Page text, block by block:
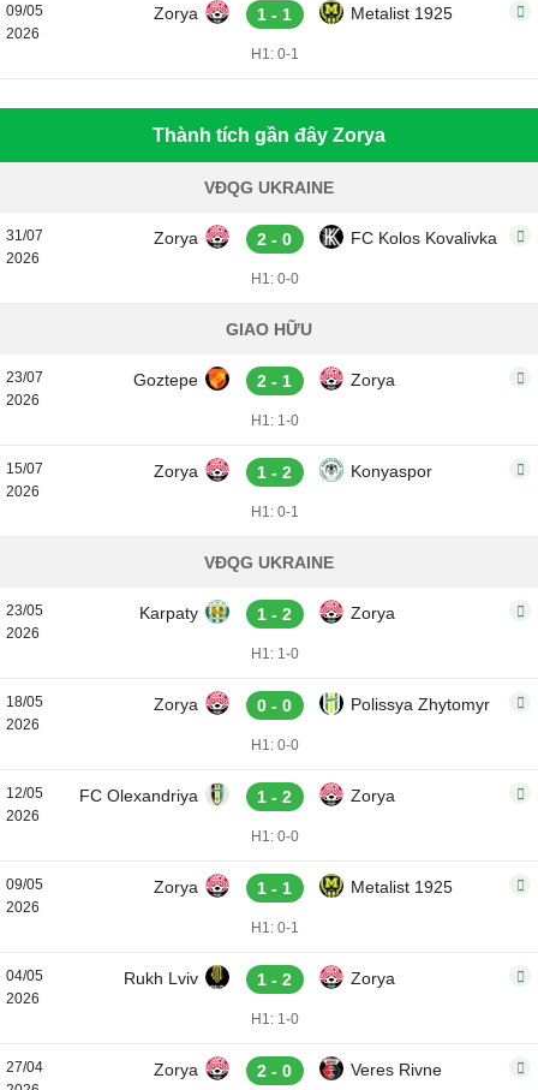
09/05
2026
Zorya 1 - 1 Metalist 1925
H1: 0-1
Thành tích gần đây Zorya
VĐQG UKRAINE
31/07
2026
Zorya 2 - 0 FC Kolos Kovalivka
H1: 0-0
GIAO HỮU
23/07
2026
Goztepe 2 - 1 Zorya
H1: 1-0
15/07
2026
Zorya 1 - 2 Konyaspor
H1: 0-1
VĐQG UKRAINE
23/05
2026
Karpaty 1 - 2 Zorya
H1: 1-0
18/05
2026
Zorya 0 - 0 Polissya Zhytomyr
H1: 0-0
12/05
2026
FC Olexandriya 1 - 2 Zorya
H1: 0-0
09/05
2026
Zorya 1 - 1 Metalist 1925
H1: 0-1
04/05
2026
Rukh Lviv 1 - 2 Zorya
H1: 1-0
27/04
Zorya 2 - 0 Veres Rivne